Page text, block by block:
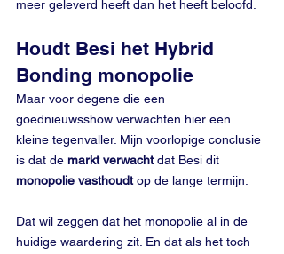
meer geleverd heeft dan het heeft beloofd.
Houdt Besi het Hybrid
Bonding monopolie
Maar voor degene die een
goednieuwsshow verwachten hier een
kleine tegenvaller. Mijn voorlopige conclusie
is dat de markt verwacht dat Besi dit
monopolie vasthoudt op de lange termijn.
Dat wil zeggen dat het monopolie al in de
huidige waardering zit. En dat als het toch